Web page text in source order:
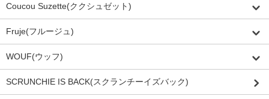
Coucou Suzette(ククシュゼット)
Fruje(フルージュ)
WOUF(ウッフ)
SCRUNCHIE IS BACK(スクランチーイズバック)